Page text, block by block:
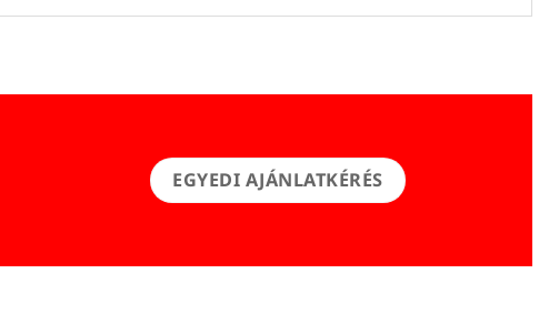
EGYEDI AJÁNLATKÉRÉS